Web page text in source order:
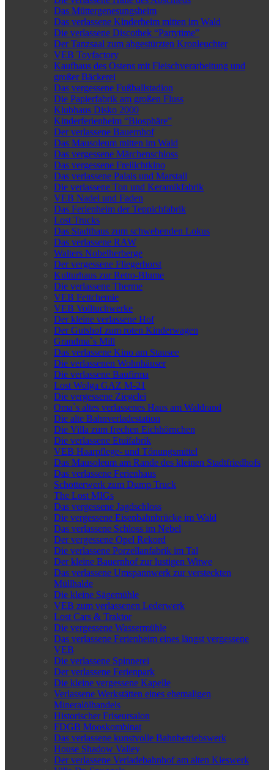
Das Müttergenesungsheim
Das verlassene Kinderheim mitten im Wald
Die verlassene Discothek “Partytime”
Der Tanzsaal zum abgestürzten Kronleuchter
VEB Toyfactory
Kaufhaus des Ostens mit Fleischverarbeitung und
großer Bäckerei
Das vergessene Fußballstadion
Die Papierfabrik am großen Fluss
Klubhaus Disko 2000
Kinderferienheim “Biosphäre”
Der verlassene Bauernhof
Das Mausoleum mitten im Wald
Das vergessene Märchenschloss
Das vergessene Freilichtkino
Das verlassene Palais und Marstall
Die verlassene Ton und Keramikfabrik
VEB Nadel und Faden
Das Ferienheim der Teppichfabrik
Lost Trucks
Das Stadthaus zum schwebenden Lokus
Das verlassene RAW
Walters Nobelherberge
Der vergessene Fliegerhorst
Kulturhaus zur Retro-Blume
Die verlassene Therme
VEB Fettchemie
VEB Volltuchwerke
Der kleine verlassene Hof
Der Gutshof zum roten Kinderwagen
Grandma`s Mill
Das verlassene Kino am Stausee
Die verlassenen Wohnhäuser
Die verlassene Baufirma
Lost Wolga GAZ M-21
Die vergessene Ziegelei
Oma`s altes verlassenes Haus am Waldrand
Die alte Bahnverladestation
Die Villa zum frechen Eichhörnchen
Die verlassene Etuifabrik
VEB Haarpflege- und Tönungsmittel
Das Mausoleum am Rande des kleinen Stadtfriedhofs
Das verlassene Ferienhaus
Schotterwerk zum Dump Truck
The Lost MIGs
Das vergessene Jagdschloss
Die vergessene Eisenbahnbrücke im Wald
Das verlassene Schloss im Nebel
Der vergessene Opel Rekord
Die verlassene Porzellanfabrik im Tal
Der kleine Bauernhof zur lustigen Witwe
Das verlassene Umspannwerk zur versteckten
Müllhalde
Die kleine Sägemühle
VEB zum verlassenen Lederwerk
Lost Cars & Traktor
Die vergessene Wassermühle
Das verlassene Ferienheim eines längst vergessene
VEB
Die verlassene Spinnerei
Der verlassene Ferienpark
Die kleine vergessene Kapelle
Verlassene Werkstätten eines ehemaligen
Mineralölhandels
Historischer Friseursalon
FDGB Mooskombinat
Das verlassene kunstvolle Bahnbetriebswerk
House Shadow Valley
Der verlassene Verladebahnhof am alten Kieswerk